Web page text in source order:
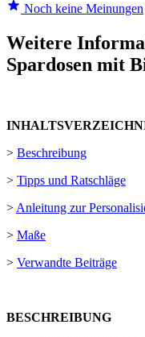
Noch keine Meinungen
Weitere
Spardosen mit
> Beschreibung
> Tipps und Ratschläge
>Anleitung zur
> Maße
> Verwandte Beiträge
BESCHREIBUNG